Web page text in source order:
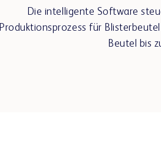
Die intelligente Software
Produktionsprozess für
Beutel bis